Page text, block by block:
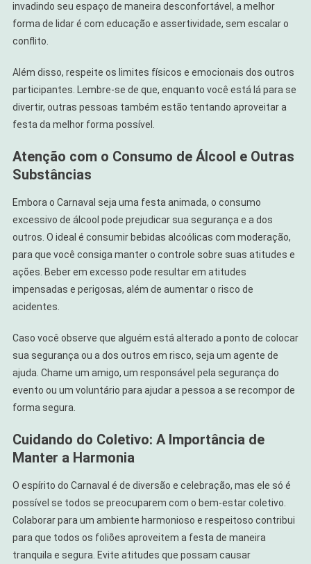
invadindo seu espaço de maneira desconfortável, a melhor
forma de lidar é com educação e assertividade, sem escalar o
conflito.
Além disso, respeite os limites físicos e emocionais dos outros
participantes. Lembre-se de que, enquanto você está lá para se
divertir, outras pessoas também estão tentando aproveitar a
festa da melhor forma possível.
Atenção com o Consumo de Álcool e Outras
Substâncias
Embora o Carnaval seja uma festa animada, o consumo
excessivo de álcool pode prejudicar sua segurança e a dos
outros. O ideal é consumir bebidas alcoólicas com moderação,
para que você consiga manter o controle sobre suas atitudes e
ações. Beber em excesso pode resultar em atitudes
impensadas e perigosas, além de aumentar o risco de
acidentes.
Caso você observe que alguém está alterado a ponto de colocar
sua segurança ou a dos outros em risco, seja um agente de
ajuda. Chame um amigo, um responsável pela segurança do
evento ou um voluntário para ajudar a pessoa a se recompor de
forma segura.
Cuidando do Coletivo: A Importância de
Manter a Harmonia
O espírito do Carnaval é de diversão e celebração, mas ele só é
possível se todos se preocuparem com o bem-estar coletivo.
Colaborar para um ambiente harmonioso e respeitoso contribui
para que todos os foliões aproveitem a festa de maneira
tranquila e segura. Evite atitudes que possam causar